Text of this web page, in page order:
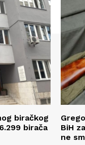
biračkog
birača
BiH
ne